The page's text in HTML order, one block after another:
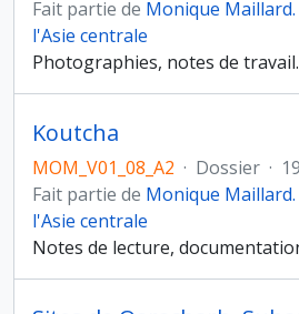
Fait partie de Monique
l'Asie centrale
Photographies, notes de travail.
Koutcha
MOM_V01_08_A2 · Dossier ·
Fait partie de Monique
l'Asie centrale
Notes de lecture,